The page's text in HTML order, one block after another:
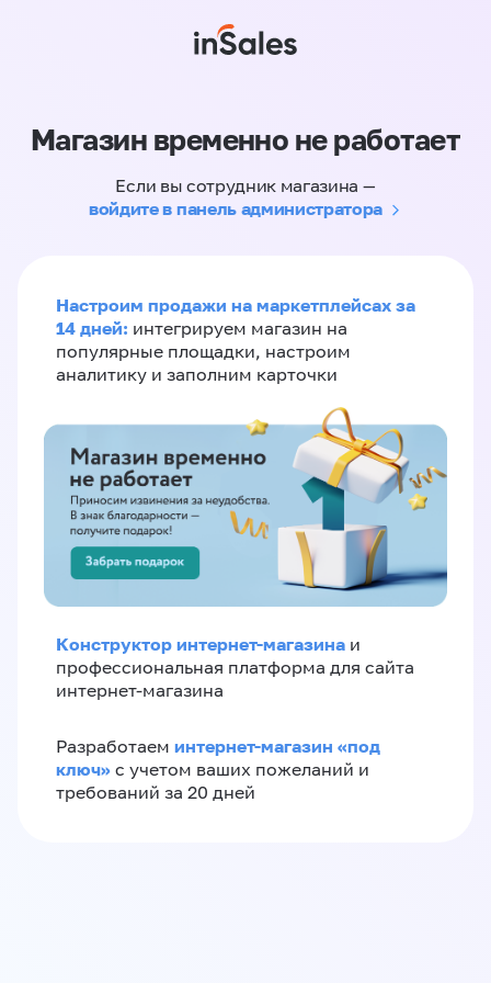
Магазин временно не работает
Если вы сотрудник магазина —
войдите в панель администратора
Настроим продажи на маркетплейсах за
14 дней: интегрируем магазин на
популярные площадки, настроим
аналитику и заполним карточки
Конструктор интернет-магазина и
профессиональная платформа для сайта
интернет-магазина
Разработаем интернет-магазин «‎под
ключ»‎ с учетом ваших пожеланий и
требований за 20 дней